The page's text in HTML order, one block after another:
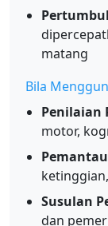
matang
Bila
Penilaian
motor,
Susulan
dan